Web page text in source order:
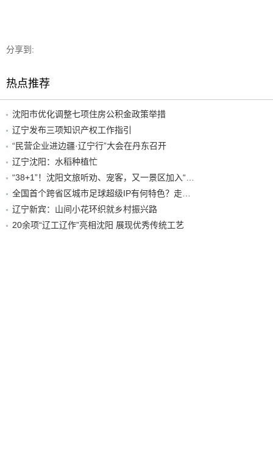
分享到:
热点推荐
沈阳市优化调整七项住房公积金政策举措
辽宁发布三项知识产权工作指引
“民营企业进边疆·辽宁行”大会在丹东召开
辽宁沈阳：水稻种植忙
辽宁新宾：山间小花环织就乡村振兴路
20余项“辽工辽作”亮相沈阳 展现优秀传统工艺